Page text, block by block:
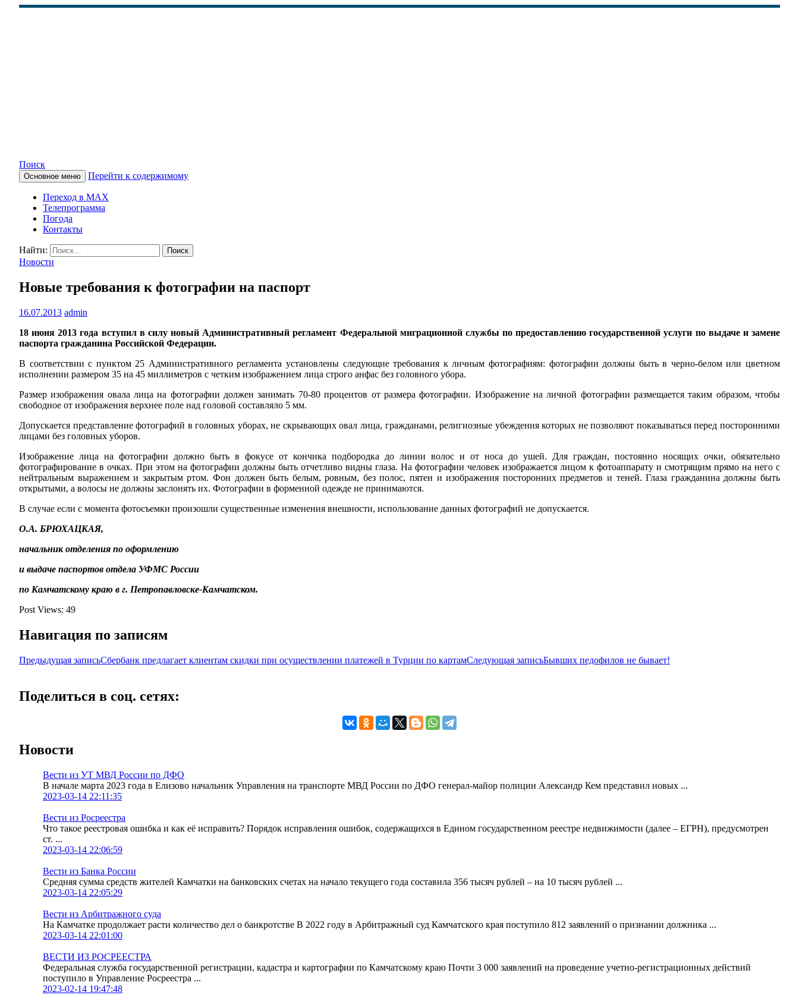
КАМЧАТСКОЕ ИНФОРМАЦИОННОЕ АГЕНТСТВО (КИА «ВЕСТИ»)
Поиск
Основное меню Перейти к содержимому
Переход в MAX
Телепрограмма
Погода
Контакты
Найти:
Новости
Новые требования к фотографии на паспорт
16.07.2013 admin
18 июня 2013 года вступил в силу новый Административный регламент Федеральной миграционной службы по предоставлению государственной услуги по выдаче и замене
паспорта гражданина Российской Федерации.
В соответствии с пунктом 25 Административного регламента установлены следующие требования к личным фотографиям: фотографии должны быть в черно-белом или цветном
исполнении размером 35 на 45 миллиметров с четким изображением лица строго анфас без головного убора.
Размер изображения овала лица на фотографии должен занимать 70-80 процентов от размера фотографии. Изображение на личной фотографии размещается таким образом, чтобы
свободное от изображения верхнее поле над головой составляло 5 мм.
Допускается представление фотографий в головных уборах, не скрывающих овал лица, гражданами, религиозные убеждения которых не позволяют показываться перед посторонними
лицами без головных уборов.
Изображение лица на фотографии должно быть в фокусе от кончика подбородка до линии волос и от носа до ушей. Для граждан, постоянно носящих очки, обязательно
фотографирование в очках. При этом на фотографии должны быть отчетливо видны глаза. На фотографии человек изображается лицом к фотоаппарату и смотрящим прямо на него с
нейтральным выражением и закрытым ртом. Фон должен быть белым, ровным, без полос, пятен и изображения посторонних предметов и теней. Глаза гражданина должны быть
открытыми, а волосы не должны заслонять их. Фотографии в форменной одежде не принимаются.
В случае если с момента фотосъемки произошли существенные изменения внешности, использование данных фотографий не допускается.
О.А. БРЮХАЦКАЯ,
начальник отделения по оформлению
и выдаче паспортов отдела УФМС России
по Камчатскому краю в г. Петропавловске-Камчатском.
Post Views: 49
Навигация по записям
Предыдущая записьСбербанк предлагает клиентам скидки при осуществлении платежей в Турции по картамСледующая записьБывших педофилов не бывает!
Поделиться в соц. сетях:
Новости
Вести из УТ МВД России по ДФО
В начале марта 2023 года в Елизово начальник Управления на транспорте МВД России по ДФО генерал-майор полиции Александр Кем представил новых ...
2023-03-14 22:11:35
Вести из Росреестра
Что такое реестровая ошибка и как её исправить? Порядок исправления ошибок, содержащихся в Едином государственном реестре недвижимости (далее – ЕГРН), предусмотрен
ст. ...
2023-03-14 22:06:59
Вести из Банка России
Средняя сумма средств жителей Камчатки на банковских счетах на начало текущего года составила 356 тысяч рублей – на 10 тысяч рублей ...
2023-03-14 22:05:29
Вести из Арбитражного суда
На Камчатке продолжает расти количество дел о банкротстве В 2022 году в Арбитражный суд Камчатского края поступило 812 заявлений о признании должника ...
2023-03-14 22:01:00
ВЕСТИ ИЗ РОСРЕЕСТРА
Федеральная служба государственной регистрации, кадастра и картографии по Камчатскому краю Почти 3 000 заявлений на проведение учетно-регистрационных действий
поступило в Управление Росреестра ...
2023-02-14 19:47:48